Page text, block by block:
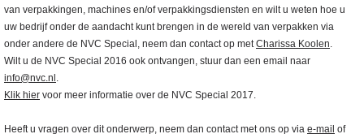
van verpakkingen, machines en/of verpakkingsdiensten en wilt u weten hoe u
uw bedrijf onder de aandacht kunt brengen in de wereld van verpakken via
onder andere de NVC Special, neem dan contact op metCharissa Koolen.
Wilt u de NVC Special 2016 ook ontvangen, stuur dan een email naar
info@nvc.nl .
Klik hier voor meer informatie over de NVC Special 2017.
Heeft u vragen over dit onderwerp, neem dan contact met ons op via e-mail of